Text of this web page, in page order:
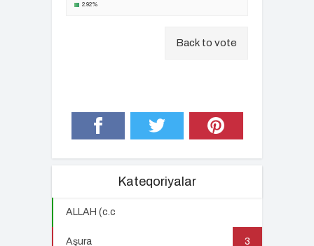
2.92%
Back to vote
Kateqoriyalar
ALLAH (c.c
Aşura 3